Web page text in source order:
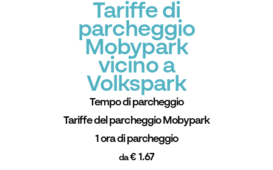
Tariffe di
parcheggio
Mobypark
vicino a
Volkspark
Tempo di parcheggio
Tariffe del parcheggio Mobypark
1 ora di parcheggio
da€ 1.67